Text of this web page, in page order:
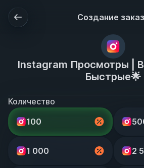
Создание
Instagram Просмотры |
Быстрые🌟
Количество
100
1 000 2